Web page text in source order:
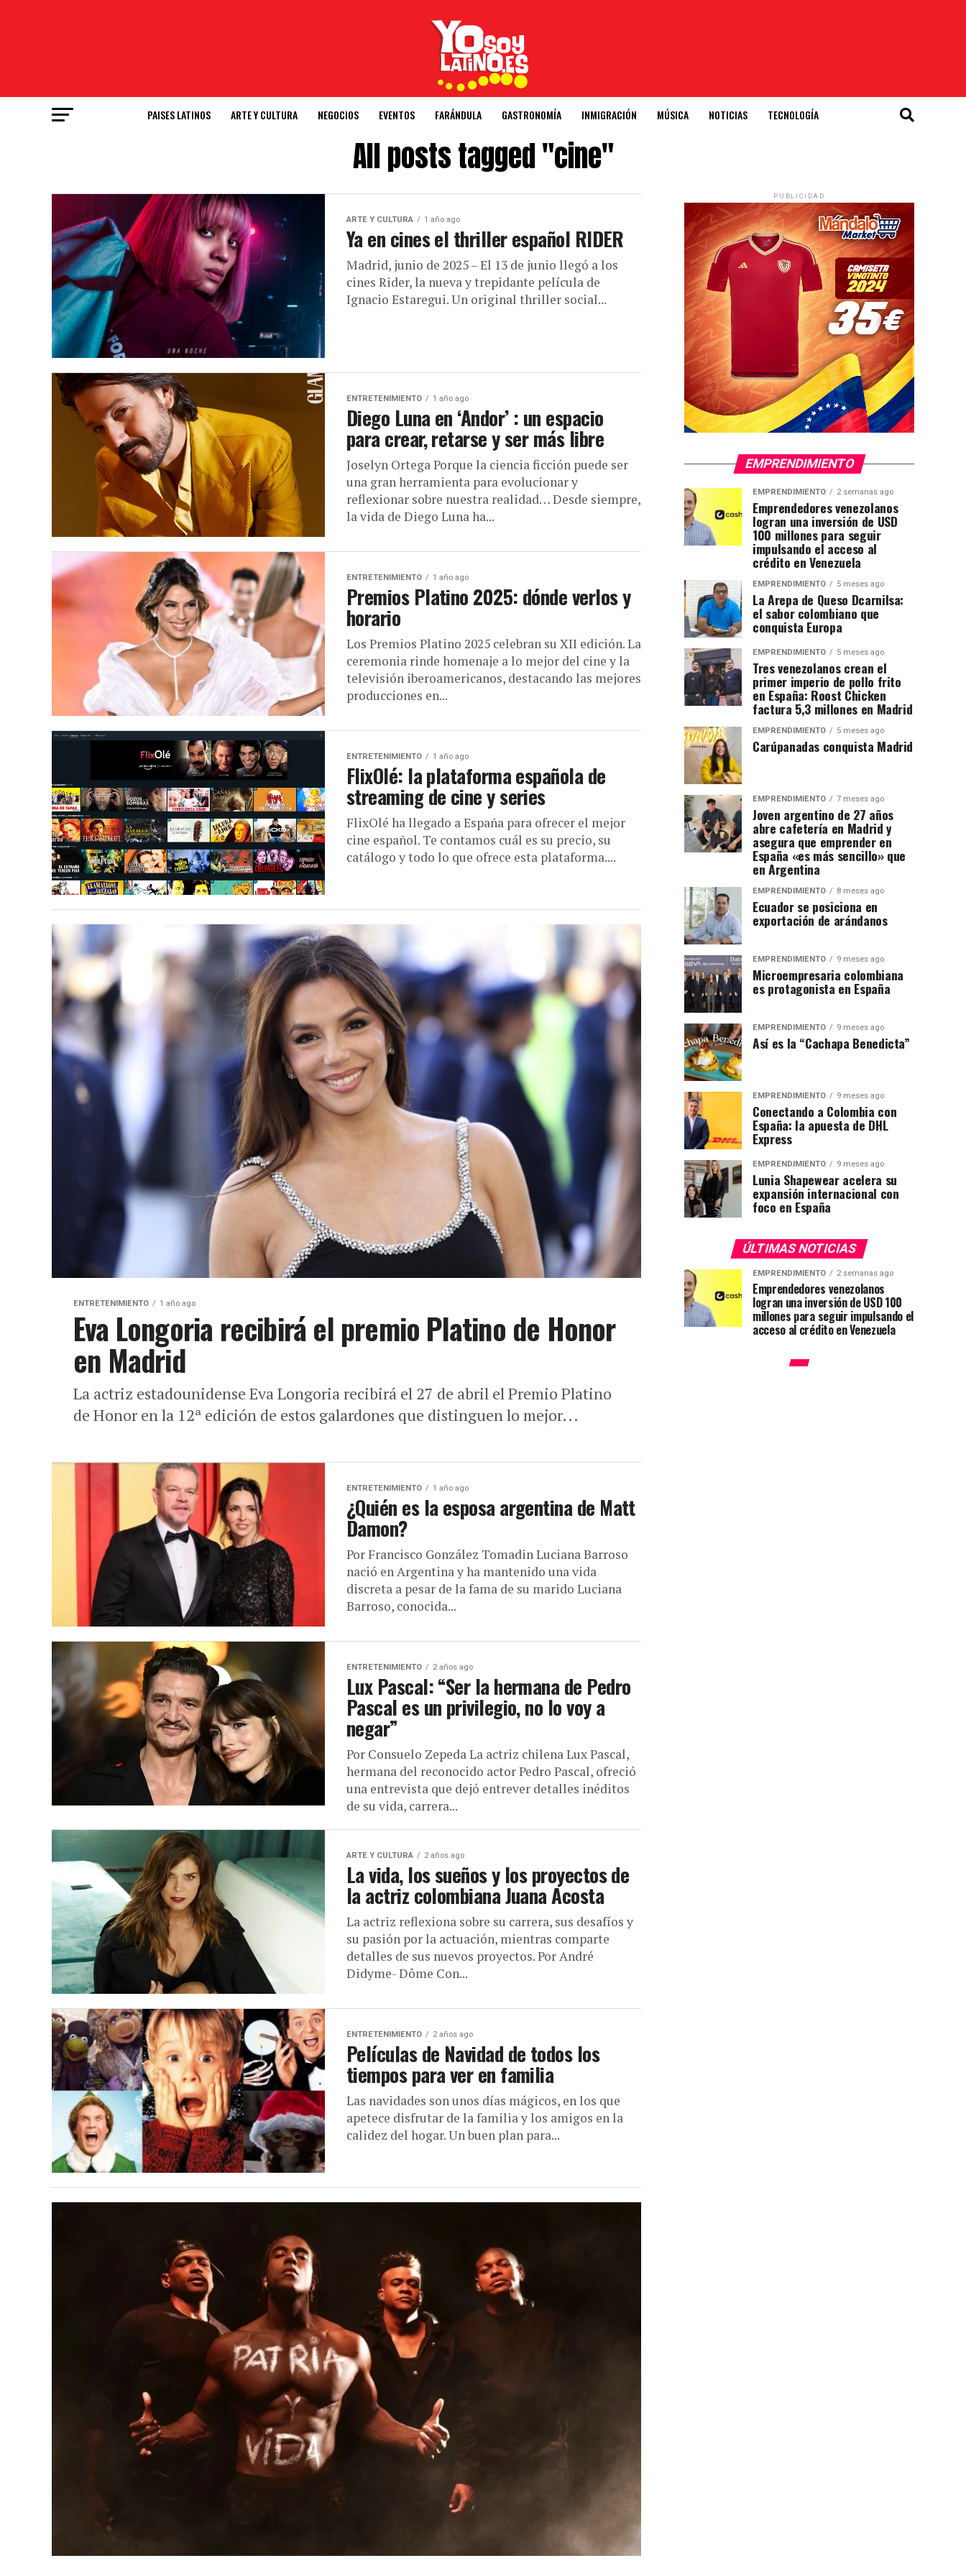
PAISES LATINOS ARTE Y CULTURA NEGOCIOS EVENTOS FARÁNDULA GASTRONOMÍA INMIGRACIÓN MÚSICA NOTICIAS TECNOLOGÍA
All posts tagged "cine"
ARTE Y CULTURA 1 año ago
Ya en cines el thriller español RIDER
Madrid, junio de 2025 – El 13 de junio llegó a los
cines Rider, la nueva y trepidante película de
Ignacio Estaregui. Un original thriller social...
ENTRETENIMIENTO 1 año ago
Diego Luna en ‘Andor’ : un espacio
para crear, retarse y ser más libre
Joselyn Ortega Porque la ciencia ficción puede ser
una gran herramienta para evolucionar y
reflexionar sobre nuestra realidad… Desde siempre,
la vida de Diego Luna ha...
ENTRETENIMIENTO 1 año ago
Premios Platino 2025: dónde verlos y
horario
Los Premios Platino 2025 celebran su XII edición. La
ceremonia rinde homenaje a lo mejor del cine y la
televisión iberoamericanos, destacando las mejores
producciones en...
ENTRETENIMIENTO 1 año ago
FlixOlé: la plataforma española de
streaming de cine y series
FlixOlé ha llegado a España para ofrecer el mejor
cine español. Te contamos cuál es su precio, su
catálogo y todo lo que ofrece esta plataforma....
ENTRETENIMIENTO 1 año ago
Eva Longoria recibirá el premio Platino de Honor
en Madrid
La actriz estadounidense Eva Longoria recibirá el 27 de abril el Premio Platino
de Honor en la 12ª edición de estos galardones que distinguen lo mejor...
ENTRETENIMIENTO 1 año ago
¿Quién es la esposa argentina de Matt
Damon?
Por Francisco González Tomadin Luciana Barroso
nació en Argentina y ha mantenido una vida
discreta a pesar de la fama de su marido Luciana
Barroso, conocida...
ENTRETENIMIENTO 2 años ago
Lux Pascal: “Ser la hermana de Pedro
Pascal es un privilegio, no lo voy a
negar”
Por Consuelo Zepeda La actriz chilena Lux Pascal,
hermana del reconocido actor Pedro Pascal, ofreció
una entrevista que dejó entrever detalles inéditos
de su vida, carrera...
ARTE Y CULTURA 2 años ago
La vida, los sueños y los proyectos de
la actriz colombiana Juana Acosta
La actriz reflexiona sobre su carrera, sus desafíos y
su pasión por la actuación, mientras comparte
detalles de sus nuevos proyectos. Por André
Didyme- Dôme Con...
ENTRETENIMIENTO 2 años ago
Películas de Navidad de todos los
tiempos para ver en familia
Las navidades son unos días mágicos, en los que
apetece disfrutar de la familia y los amigos en la
calidez del hogar. Un buen plan para...
PUBLICIDAD
EMPRENDIMIENTO
EMPRENDIMIENTO 2 semanas ago
Emprendedores venezolanos
logran una inversión de USD
100 millones para seguir
impulsando el acceso al
crédito en Venezuela
EMPRENDIMIENTO 5 meses ago
La Arepa de Queso Dcarnilsa:
el sabor colombiano que
conquista Europa
EMPRENDIMIENTO 5 meses ago
Tres venezolanos crean el
primer imperio de pollo frito
en España: Roost Chicken
factura 5,3 millones en Madrid
EMPRENDIMIENTO 5 meses ago
Carúpanadas conquista Madrid
EMPRENDIMIENTO 7 meses ago
Joven argentino de 27 años
abre cafetería en Madrid y
asegura que emprender en
España «es más sencillo» que
en Argentina
EMPRENDIMIENTO 8 meses ago
Ecuador se posiciona en
exportación de arándanos
EMPRENDIMIENTO 9 meses ago
Microempresaria colombiana
es protagonista en España
EMPRENDIMIENTO 9 meses ago
Así es la “Cachapa Benedicta”
EMPRENDIMIENTO 9 meses ago
Conectando a Colombia con
España: la apuesta de DHL
Express
EMPRENDIMIENTO 9 meses ago
Lunia Shapewear acelera su
expansión internacional con
foco en España
ÚLTIMAS NOTICIAS
EMPRENDIMIENTO 2 semanas ago
Emprendedores venezolanos
logran una inversión de USD 100
millones para seguir impulsando el
acceso al crédito en Venezuela